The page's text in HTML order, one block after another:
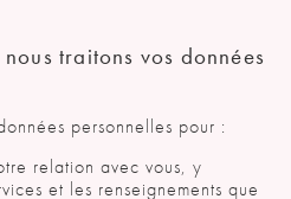
traitons vos données
personnelles pour :
relation avec vous, y
et les renseignements que